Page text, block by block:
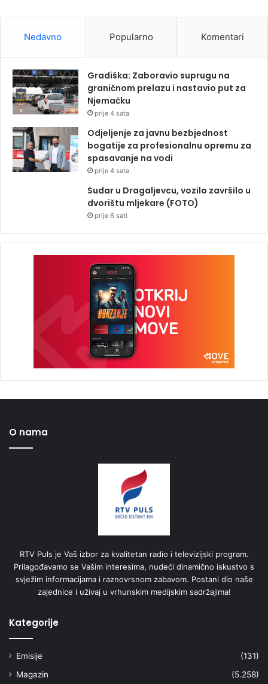
Nedavno Popularno Komentari
Gradiška: Zaboravio suprugu na
graničnom prelazu i nastavio put za
Njemačku
prije 4 sata
Odjeljenje za javnu bezbjednost
bogatije za profesionalnu opremu za
spasavanje na vodi
prije 4 sata
Sudar u Dragaljevcu, vozilo završilo u
dvorištu mljekare (FOTO)
prije 6 sati
O nama
RTV Puls je Vaš izbor za kvalitetan radio i televizijski program.
Prilagođavamo se Vašim interesima, nudeći dinamično iskustvo s
svježim informacijama i raznovrsnom zabavom. Postani dio naše
zajednice i uživaj u vrhunskim medijskim sadržajima!
Kategorije
Emisije
(131)
Magazin
(5.258)